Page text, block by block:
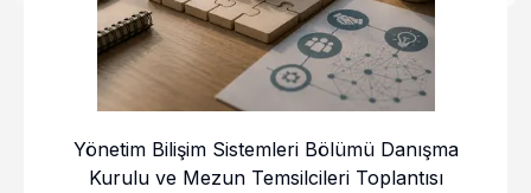
Yönetim Bilişim Sistemleri Bölümü Danışma
Kurulu ve Mezun Temsilcileri Toplantısı